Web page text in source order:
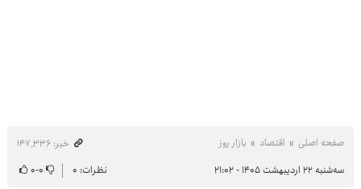
صفحه اصلی اقتصاد بازار روز
خبر: ۱۴۷٬۳۳۶
سه‌شنبه ۲۲ اردیبهشت ۱۴۰۵ - ۲۱:۰۲
نظرات: ۰ ۰-۰